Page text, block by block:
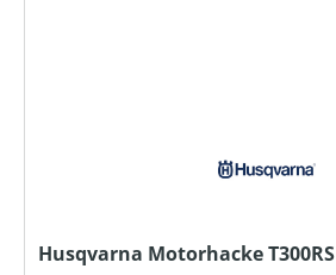
Husqvarna Motorhacke T300RS